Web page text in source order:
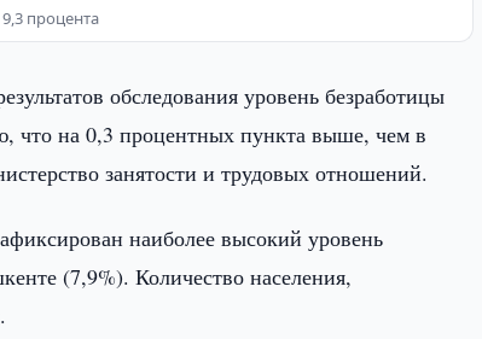
процента
обследования уровень безработицы
что на 0,3 процентных пункта выше, чем в
занятости и трудовых отношений.
наиболее высокий уровень
(7,9%). Количество населения,